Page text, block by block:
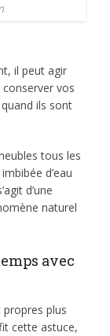
il peut agir
vos
ils sont
tous les
d’eau
d’une
naturel
avec
plus
cette astuce,